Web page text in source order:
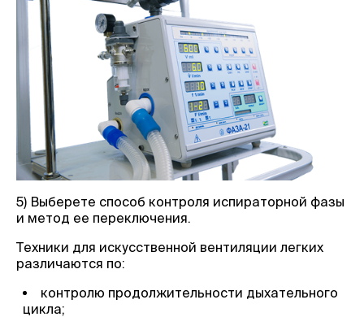
5) Выберете способ контроля испираторной фазы
и метод ее переключения.
Техники для искусственной вентиляции легких
различаются по:
контролю продолжительности дыхательного
цикла;